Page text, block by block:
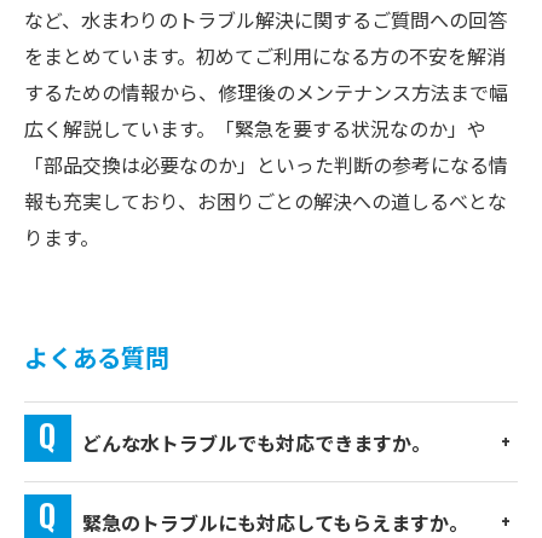
など、水まわりのトラブル解決に関するご質問への回答
をまとめています。初めてご利用になる方の不安を解消
するための情報から、修理後のメンテナンス方法まで幅
広く解説しています。「緊急を要する状況なのか」や
「部品交換は必要なのか」といった判断の参考になる情
報も充実しており、お困りごとの解決への道しるべとな
ります。
よくある質問
どんな水トラブルでも対応できますか。
緊急のトラブルにも対応してもらえますか。